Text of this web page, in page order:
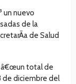
un nuevo
de la
de Salud
â€œun total de
de diciembre del